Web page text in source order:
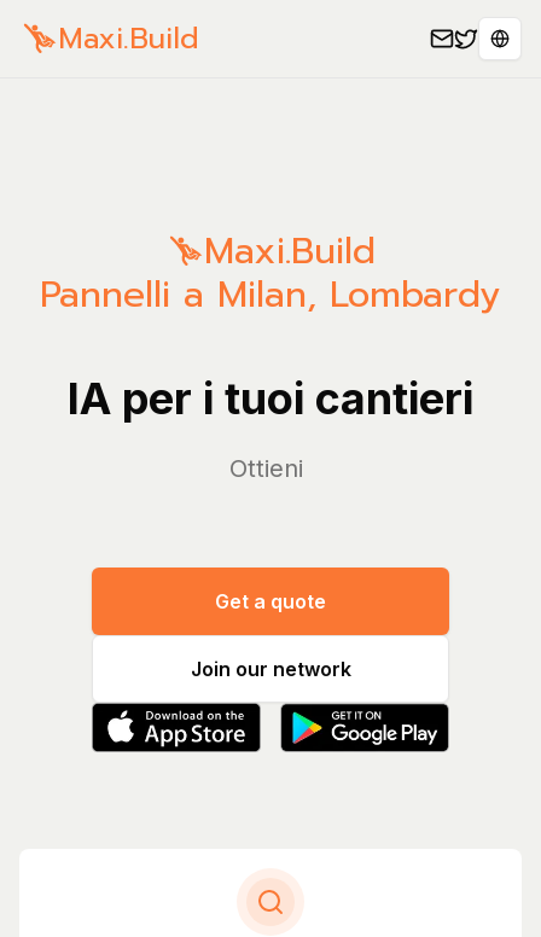
Maxi.Build
Maxi.Build
Pannelli a Milan, Lombardy
IA per i tuoi cantieri
Ge
Get a quote
Join our network